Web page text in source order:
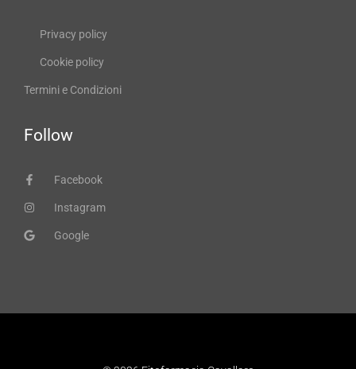
Privacy policy
Cookie policy
Termini e Condizioni
Follow
Facebook
Instagram
Google